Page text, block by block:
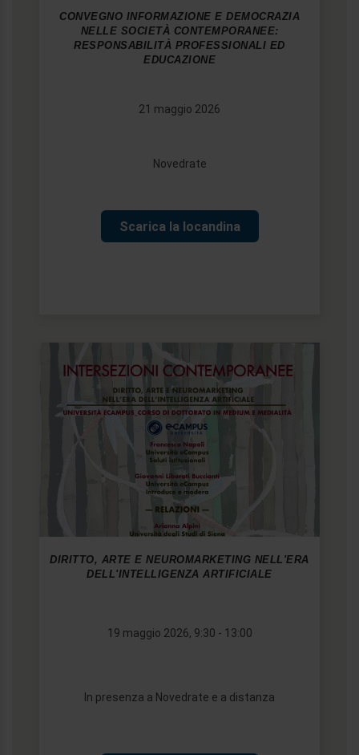
CONVEGNO INFORMAZIONE E DEMOCRAZIA
NELLE SOCIETÀ CONTEMPORANEE:
RESPONSABILITÀ PROFESSIONALI ED
EDUCAZIONE
21 maggio 2026
Novedrate
Scarica la locandina
DIRITTO, ARTE E NEUROMARKETING NELL'ERA
DELL'INTELLIGENZA ARTIFICIALE
19 maggio 2026, 9:30 - 13:00
In presenza a Novedrate e a distanza